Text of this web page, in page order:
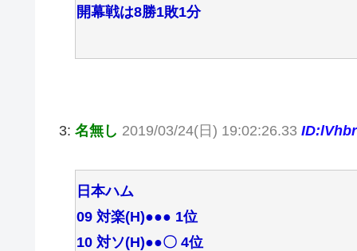
開幕戦は8勝1敗1分
3: 名無し 2019/03/24(日) 19:02:26.33
日本ハム
09 対楽(H)●●● 1位
10 対ソ(H)●●〇 4位